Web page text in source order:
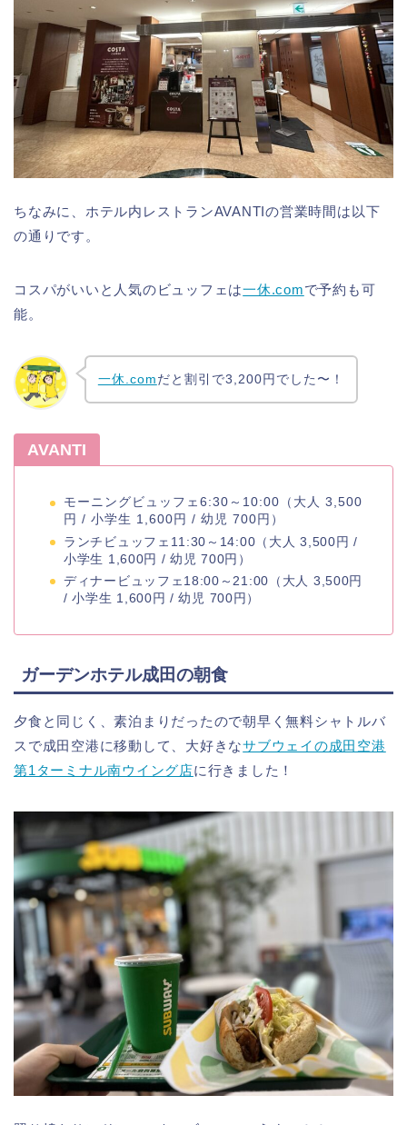
ちなみに、ホテル内レストランAVANTIの営業時間は以下
の通りです。
コスパがいいと人気のビュッフェは一休.comで予約も可
能。
一休.comだと割引で3,200円でした〜！
AVANTI
モーニングビュッフェ6:30～10:00（大人 3,500
円 / 小学生 1,600円 / 幼児 700円）
ランチビュッフェ11:30～14:00（ 大人 3,500円 /
小学生 1,600円 / 幼児 700円）
ディナービュッフェ18:00～21:00（ 大人 3,500円
/ 小学生 1,600円 / 幼児 700円）
ガーデンホテル成田の朝食
夕食と同じく、素泊まりだったので朝早く無料シャトルバ
スで成田空港に移動して、大好きなサブウェイの成田空港
第1ターミナル南ウイング店に行きました！